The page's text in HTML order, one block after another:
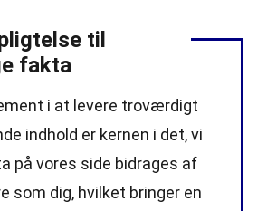
til
fakta
i at levere troværdigt
indhold er kernen i det, vi
på vores side bidrages af
som dig, hvilket bringer en